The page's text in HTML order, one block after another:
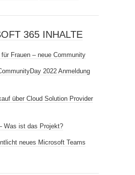
365 INHALTE
Frauen – neue Community
2022 Anmeldung
über Cloud Solution Provider
Was ist das Projekt?
neues Microsoft Teams